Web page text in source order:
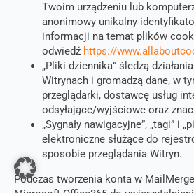
Twoim urządzeniu lub
anonimowy unikalny
informacji na temat plików
odwiedź https://
„Pliki dziennika” śledzą
Witrynach i gromadzą dane, w
przeglądarki, dostawcę usług
odsyłające/wyjściowe oraz
„Sygnały nawigacyjne”, „tagi” i
elektroniczne służące do
sposobie przeglądania Witryn.
Podczas tworzenia konta w